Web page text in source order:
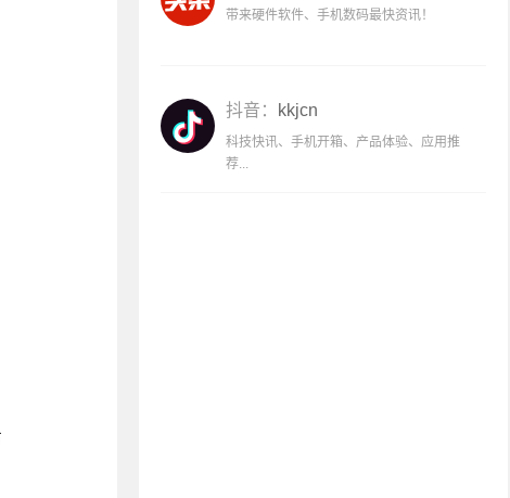
带来硬件软件、手机数码最快资讯！
抖音： kkjcn
科技快讯、手机开箱、产品体验、应用推
荐...